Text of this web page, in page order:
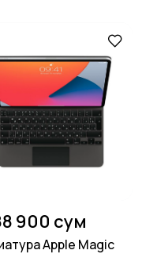
900 сум
Apple Magic